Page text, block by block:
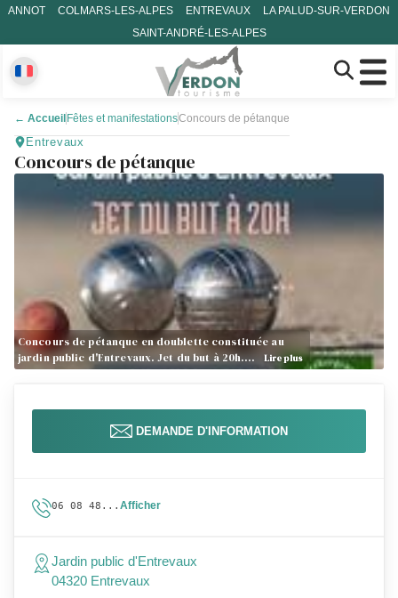
ANNOT COLMARS-LES-ALPES ENTREVAUX
LA PALUD-SUR-VERDON
SAINT-ANDRÉ-LES-ALPES
← Accueil Fêtes et manifestationsConcours de pétanque
Entrevaux
Concours de pétanque
Concours de pétanque en doublette constituée au
jardin public d'Entrevaux. Jet du but à 20h.…
Lire plus
DEMANDE D'INFORMATION
06 08 48... Afficher
Jardin public d'Entrevaux
04320 Entrevaux